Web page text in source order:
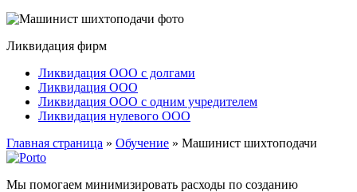
Ликвидация фирм
Ликвидация ООО с долгами
Ликвидация ООО
Ликвидация ООО с одним учредителем
Ликвидация нулевого ООО
Главная страница » Обучение » Машинист шихтоподачи
Мы помогаем минимизировать расходы по созданию